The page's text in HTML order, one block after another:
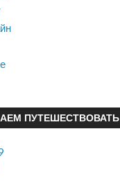
ПУТЕШЕСТВОВАТЬ